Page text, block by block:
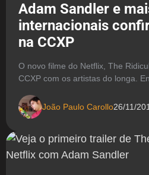
Adam Sandler e
internacionais
na CCXP
O novo filme do Netflix, The
CCXP com os artistas do longa.
João Paulo Carollo26/11/